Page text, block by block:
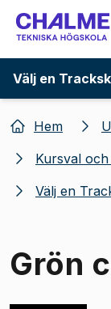
Välj en
Hem
Kursval
Välj en
Grön